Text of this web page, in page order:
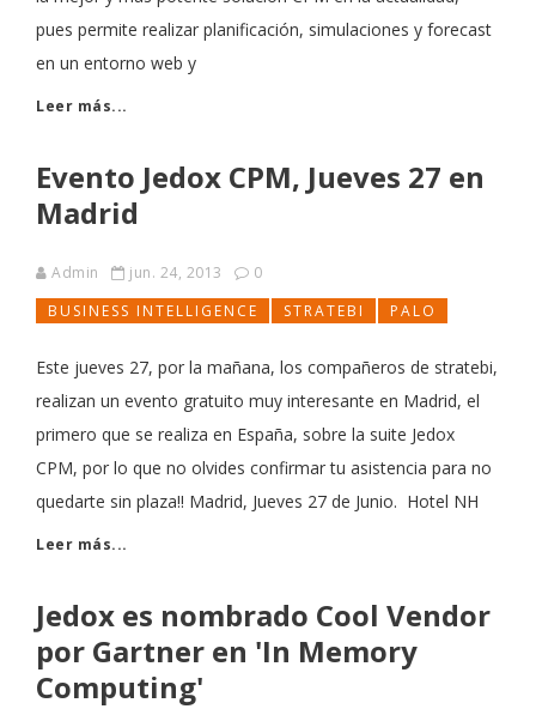
pues permite realizar planificación, simulaciones y forecast
en un entorno web y
Leer más...
Evento Jedox CPM, Jueves 27 en
Madrid
Admin jun. 24, 2013
0
BUSINESS INTELLIGENCE
STRATEBI PALO
Este jueves 27, por la mañana, los compañeros de stratebi,
realizan un evento gratuito muy interesante en Madrid, el
primero que se realiza en España, sobre la suite Jedox
CPM, por lo que no olvides confirmar tu asistencia para no
quedarte sin plaza!! Madrid, Jueves 27 de Junio. Hotel NH
Leer más...
Jedox es nombrado Cool Vendor
por Gartner en 'In Memory
Computing'